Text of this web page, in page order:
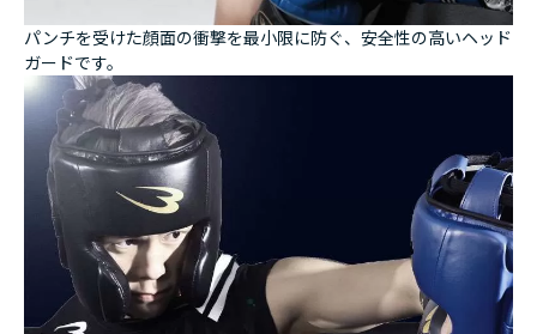
パンチを受けた顔面の衝撃を最小限に防ぐ、安全性の高いヘッド
ガードです。